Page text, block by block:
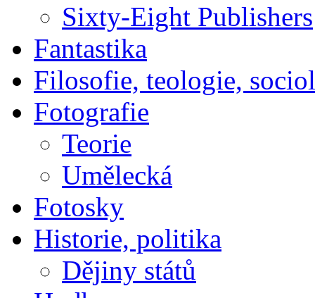
Sixty-Eight Publishers
Fantastika
Filosofie, teologie,
Fotografie
Teorie
Umělecká
Fotosky
Historie, politika
Dějiny států